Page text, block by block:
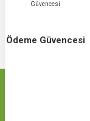
Ödeme Güvencesi